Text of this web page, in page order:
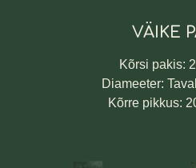
VÄIKE
Kõrsi pakis:
Diameeter:
Kõrre pikkus: